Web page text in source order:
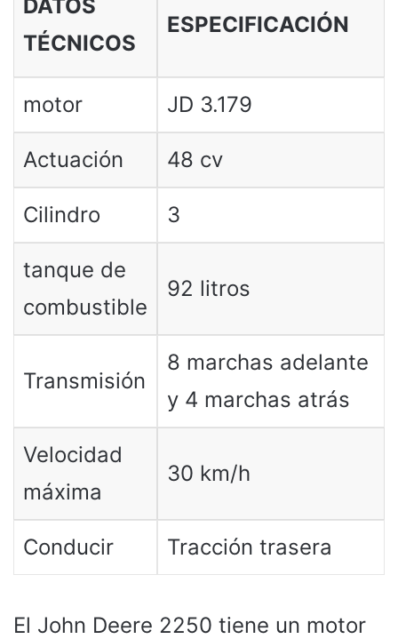
DATOS
TÉCNICOS
ESPECIFICACIÓN
motor JD 3.179
Actuación 48 cv
Cilindro 3
tanque de
combustible
92 litros
Transmisión
8 marchas adelante
y 4 marchas atrás
Velocidad
máxima
30 km/h
Conducir Tracción trasera
El John Deere 2250 tiene un motor